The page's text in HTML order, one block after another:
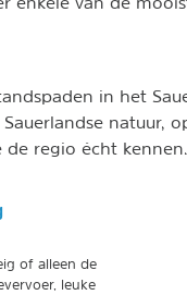
in het
natuur,
regio écht kennen.
of alleen de
leuke